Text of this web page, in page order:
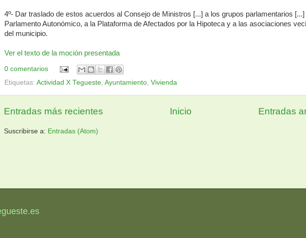
4º- Dar traslado de estos acuerdos al Consejo de Ministros [...] a los grupos parlamentarios [...]
Parlamento Autonómico, a la Plataforma de Afectados por la Hipoteca y a las asociaciones
del municipio.
Ver el texto de la moción presentada
0 comentarios
Etiquetas: Actividad X Tegueste Ayuntamiento Vivienda
Entradas más recientes Entradas
Inicio
Suscribirse a: Entradas (Atom)